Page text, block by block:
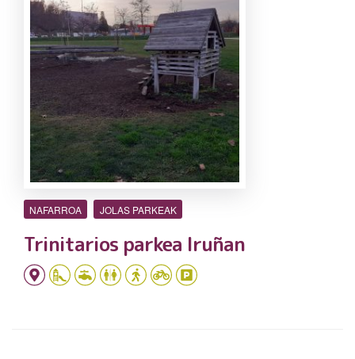
NAFARROA JOLAS PARKEAK
Trinitarios parkea Iruñan